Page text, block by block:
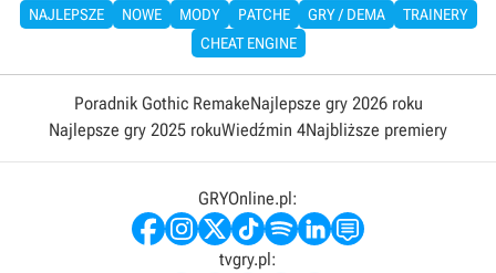
NAJLEPSZE NOWE MODY PATCHE GRY / DEMA
TRAINERY
CHEAT ENGINE
Poradnik Gothic RemakeNajlepsze gry 2026 roku
Najlepsze gry 2025 rokuWiedźmin 4Najbliższe premiery
GRYOnline.pl:
tvgry.pl: